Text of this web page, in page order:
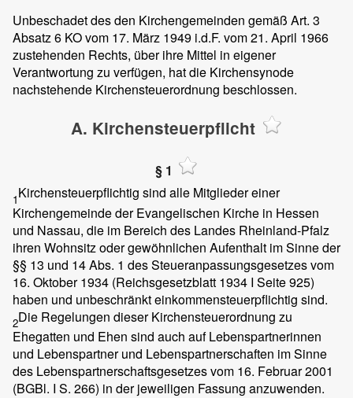
Unbeschadet des den Kirchengemeinden gemäß Art. 3
Absatz 6 KO vom 17. März 1949 i.d.F. vom 21. April 1966
zustehenden Rechts, über ihre Mittel in eigener
Verantwortung zu verfügen, hat die Kirchensynode
nachstehende Kirchensteuerordnung beschlossen.
A. Kirchensteuerpflicht
§ 1
1Kirchensteuerpflichtig sind alle Mitglieder einer
Kirchengemeinde der Evangelischen Kirche in Hessen
und Nassau, die im Bereich des Landes Rheinland-Pfalz
ihren Wohnsitz oder gewöhnlichen Aufenthalt im Sinne der
§§ 13 und 14 Abs. 1 des Steueranpassungsgesetzes vom
16. Oktober 1934 (Reichsgesetzblatt 1934 I Seite 925)
haben und unbeschränkt einkommensteuerpflichtig sind.
2Die Regelungen dieser Kirchensteuerordnung zu
Ehegatten und Ehen sind auch auf Lebenspartnerinnen
und Lebenspartner und Lebenspartnerschaften im Sinne
des Lebenspartnerschaftsgesetzes vom 16. Februar 2001
(BGBl. I S. 266) in der jeweiligen Fassung anzuwenden.